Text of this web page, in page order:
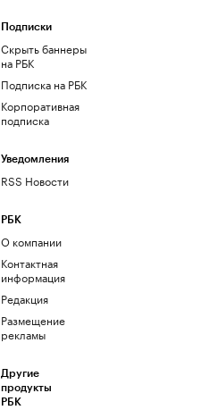
Подписки
Скрыть баннеры
на РБК
Подписка на РБК
Корпоративная
подписка
Уведомления
RSS Новости
РБК
О компании
Контактная
информация
Редакция
Размещение
рекламы
Другие
продукты
РБК